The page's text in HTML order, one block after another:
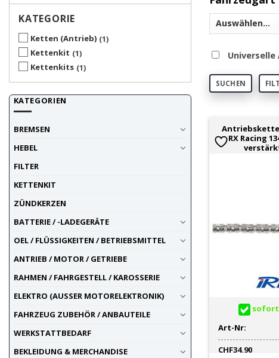
KATEGORIE
Ketten (Antrieb) 1
Kettenkit 1
Kettenkits 1
KATEGORIEN
BREMSEN
HEBEL
FILTER
KETTENKIT
ZÜNDKERZEN
BATTERIE / -LADEGERÄTE
OEL / FLÜSSIGKEITEN / BETRIEBSMITTEL
ANTRIEB / MOTOR / GETRIEBE
RAHMEN / FAHRGESTELL / KAROSSERIE
ELEKTRO (AUSSER MOTORELEKTRONIK)
FAHRZEUG ZUBEHÖR / ANBAUTEILE
WERKSTATTBEDARF
BEKLEIDUNG & MERCHANDISE
SUCHEN
Antriebskette
RX Racing
Art-Nr:
CHF34.90